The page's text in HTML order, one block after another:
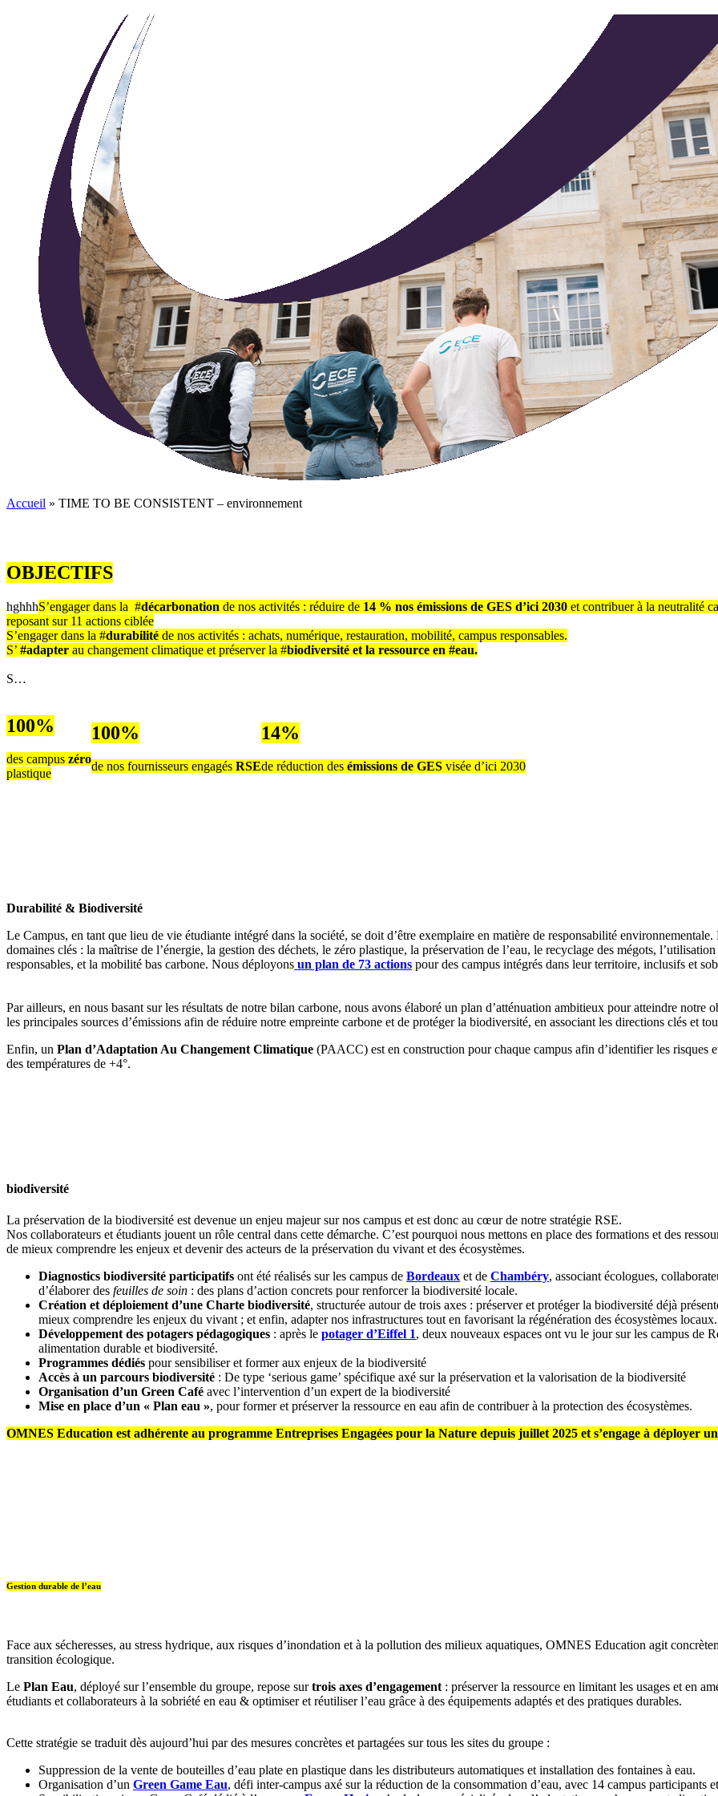
Accueil » TIME TO BE CONSISTENT – environnement
OBJECTIFS
hghhhS’engager dans la #décarbonation de nos activités : réduire de 14 % nos émissions de GES d’ici 2030 et contribuer à la neutralité
reposant sur 11 actions ciblée
S’engager dans la #durabilité de nos activités : achats, numérique, restauration, mobilité, campus responsables.
S’ #adapter au changement climatique et préserver la #biodiversité et la ressource en #eau.
S…
100%
des campus zéro
plastique
100%
de nos fournisseurs engagés RSE
14%
de réduction des émissions de GES visée d’ici 2030
Durabilité & Biodiversité
Le Campus, en tant que lieu de vie étudiante intégré dans la société, se doit d’être exemplaire en matière de responsabilité
domaines clés : la maîtrise de l’énergie, la gestion des déchets, le zéro plastique, la préservation de l’eau, le recyclage des mégots,
responsables, et la mobilité bas carbone. Nous déployons un plan de 73 actions pour des campus intégrés dans leur territoire, inclusifs et
Par ailleurs, en nous basant sur les résultats de notre bilan carbone, nous avons élaboré un plan d’atténuation ambitieux pour atteindre notre
les principales sources d’émissions afin de réduire notre empreinte carbone et de protéger la biodiversité, en associant les directions clés et
Enfin, un Plan d’Adaptation Au Changement Climatique (PAACC) est en construction pour chaque campus afin d’identifier les risques
des températures de +4°.
biodiversité
La préservation de la biodiversité est devenue un enjeu majeur sur nos campus et est donc au cœur de notre stratégie RSE.
Nos collaborateurs et étudiants jouent un rôle central dans cette démarche. C’est pourquoi nous mettons en place des formations et des
de mieux comprendre les enjeux et devenir des acteurs de la préservation du vivant et des écosystèmes.
Diagnostics biodiversité participatifs ont été réalisés sur les campus de Bordeaux et de Chambéry, associant écologues,
d’élaborer des feuilles de soin : des plans d’action concrets pour renforcer la biodiversité locale.
Création et déploiement d’une Charte biodiversité, structurée autour de trois axes : préserver et protéger la biodiversité déjà
mieux comprendre les enjeux du vivant ; et enfin, adapter nos infrastructures tout en favorisant la régénération des écosystèmes locaux.
Développement des potagers pédagogiques : après le potager d’Eiffel 1, deux nouveaux espaces ont vu le jour sur les campus de
alimentation durable et biodiversité.
Programmes dédiés pour sensibiliser et former aux enjeux de la biodiversité
Accès à un parcours biodiversité : De type ‘serious game’ spécifique axé sur la préservation et la valorisation de la biodiversité
Organisation d’un Green Café avec l’intervention d’un expert de la biodiversité
Mise en place d’un « Plan eau », pour former et préserver la ressource en eau afin de contribuer à la protection des écosystèmes.
OMNES Education est adhérente au programme Entreprises Engagées pour la Nature depuis juillet 2025 et s’engage à déployer
Gestion durable de l’eau
Face aux sécheresses, au stress hydrique, aux risques d’inondation et à la pollution des milieux aquatiques, OMNES Education agit
transition écologique.
Le Plan Eau, déployé sur l’ensemble du groupe, repose surtrois axes d’engagement : préserver la ressource en limitant les usages et en
étudiants et collaborateurs à la sobriété en eau & optimiser et réutiliser l’eau grâce à des équipements adaptés et des pratiques durables.
Cette stratégie se traduit dès aujourd’hui par des mesures concrètes et partagées sur tous les sites du groupe :
Suppression de la vente de bouteilles d’eau plate en plastique dans les distributeurs automatiques et installation des fontaines à eau.
Organisation d’un Green Game Eau, défi inter-campus axé sur la réduction de la consommation d’eau, avec 14 campus participants